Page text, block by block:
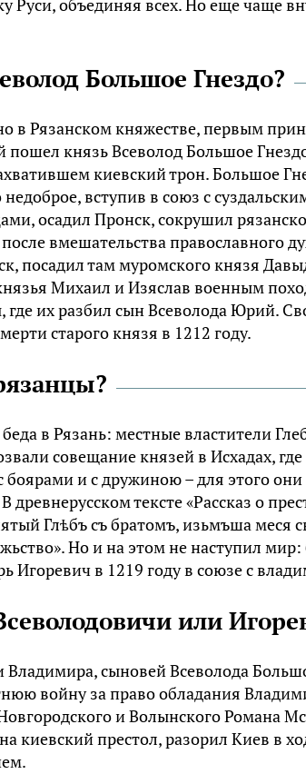
Руси, объединяя всех. Но еще чаще
Большое Гнездо?
в Рязанском княжестве, первым
пошел князь Всеволод Большое
киевский трон. Большое
вступив в союз с
осадил Пронск, сокрушил
вмешательства православного
посадил там муромского князя
Михаил и Изяслав военным
где их разбил сын Всеволода Юрий.
старого князя в 1212 году.
в Рязань: местные властители
совещание князей в Исхадах,
боярами и с дружиною – для этого
древнерусском тексте «Рассказ о
Глѣбъ съ братомъ, изьмъша меся
Но и на этом не наступил
Игоревич в 1219 году в союзе с
или
сыновей Всеволода
войну за право обладания
и Волынского Романа
киевский престол, разорил Киев в